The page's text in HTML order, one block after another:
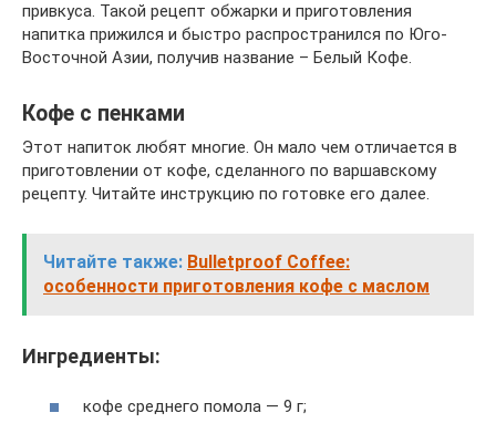
привкуса. Такой рецепт обжарки и приготовления
напитка прижился и быстро распространился по Юго-
Восточной Азии, получив название – Белый Кофе.
Кофе с пенками
Этот напиток любят многие. Он мало чем отличается в
приготовлении от кофе, сделанного по варшавскому
рецепту. Читайте инструкцию по готовке его далее.
Читайте также: Bulletproof Coffee:
особенности приготовления кофе с маслом
Ингредиенты:
кофе среднего помола — 9 г;